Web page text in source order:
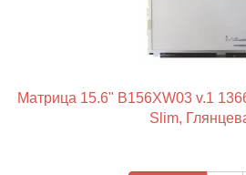
Матрица 15.6" B156XW03 v.1
Slim,